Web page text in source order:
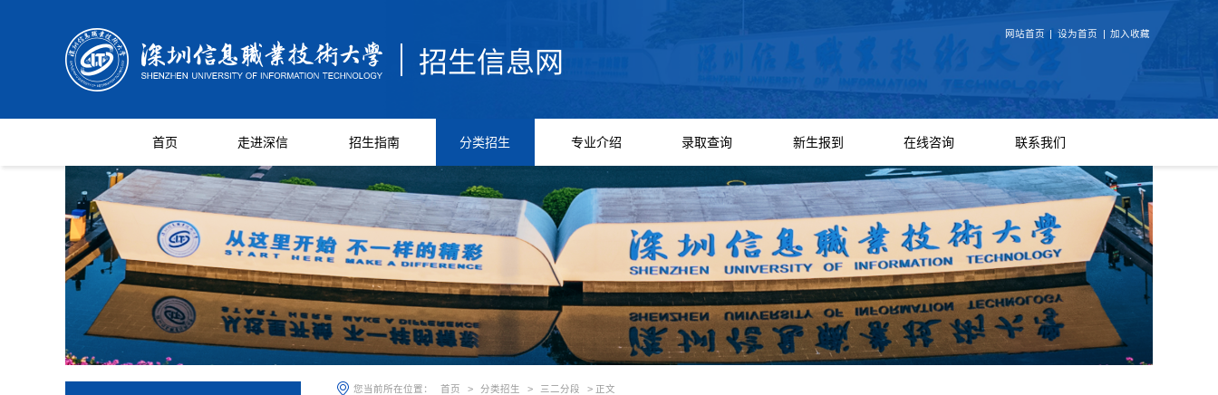
网站首页 | 设为首页 | 加入收藏
首页 走进深信 招生指南 分类招生 专业介绍 录取查询 新生报到 在线咨询 联系我们
您当前所在位置： 首页 > 分类招生 > 三二分段 > 正文